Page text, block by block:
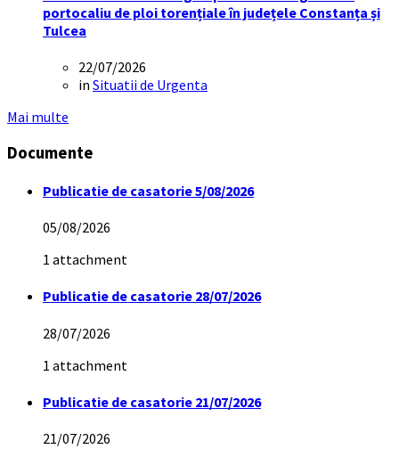
portocaliu de ploi torențiale în județele Constanța și
Tulcea
22/07/2026
in Situatii de Urgenta
Mai multe
Documente
Publicatie de casatorie 5/08/2026
05/08/2026
1 attachment
Publicatie de casatorie 28/07/2026
28/07/2026
1 attachment
Publicatie de casatorie 21/07/2026
21/07/2026